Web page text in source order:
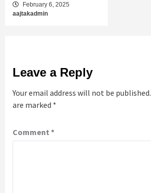
February 6, 2025
aajtakadmin
Leave a Reply
Your email address will not be published.
are marked *
Comment *